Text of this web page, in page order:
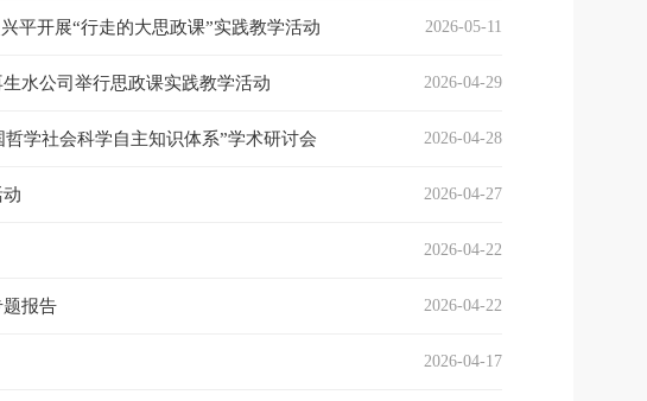
平开展“行走的大思政课”实践教学活动 2026-05-11
水公司举行思政课实践教学活动 2026-04-29
学社会科学自主知识体系”学术研讨会 2026-04-28
2026-04-27
2026-04-22
题报告 2026-04-22
2026-04-17